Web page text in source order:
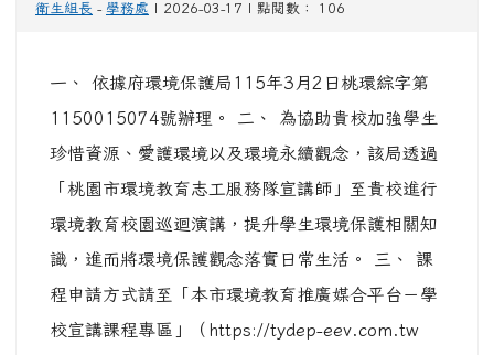
衛生組長 - 學務處 | 2026-03-17 | 點閱數： 106
一、 依據府環境保護局115年3月2日桃環綜字第
1150015074號辦理。 二、 為協助貴校加強學生
珍惜資源、愛護環境以及環境永續觀念，該局透過
「桃園市環境教育志工服務隊宣講師」至貴校進行
環境教育校園巡迴演講，提升學生環境保護相關知
識，進而將環境保護觀念落實日常生活。 三、 課
程申請方式請至「本市環境教育推廣媒合平台－學
校宣講課程專區」（https://tydep-eev.com.tw